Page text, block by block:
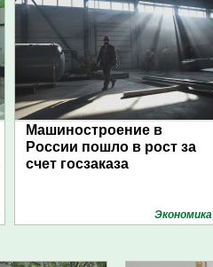
Машиностроение в
России пошло в рост за
счет госзаказа
Экономика